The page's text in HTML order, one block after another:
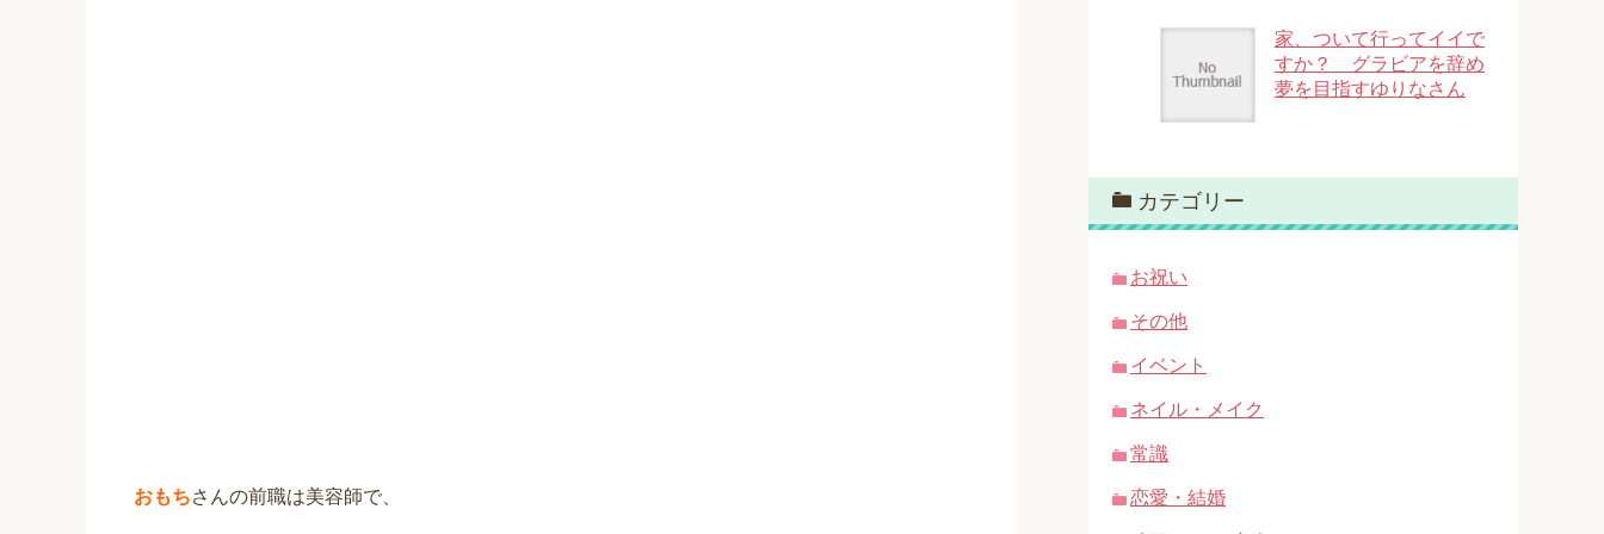
おもちさんの前職は美容師で、
家、ついて行ってイイで
すか？ グラビアを辞め
夢を目指すゆりなさん
カテゴリー
お祝い
その他
イベント
ネイル・メイク
常識
恋愛・結婚